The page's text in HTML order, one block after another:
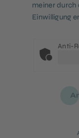
meiner durch
Einwilligung
Anti-